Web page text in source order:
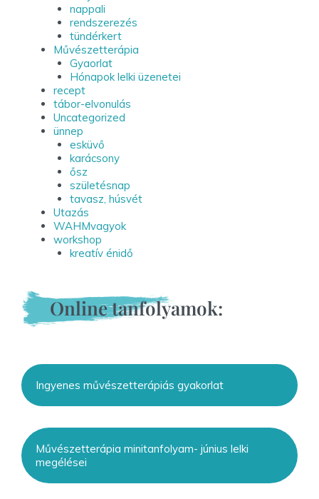
nappali
rendszerezés
tündérkert
Művészetterápia
Gyaorlat
Hónapok lelki üzenetei
recept
tábor-elvonulás
Uncategorized
ünnep
esküvő
karácsony
ősz
születésnap
tavasz, húsvét
Utazás
WAHMvagyok
workshop
kreatív énidő
Online tanfolyamok:
Ingyenes művészetterápiás gyakorlat
Művészetterápia minitanfolyam- június lelki
megélései